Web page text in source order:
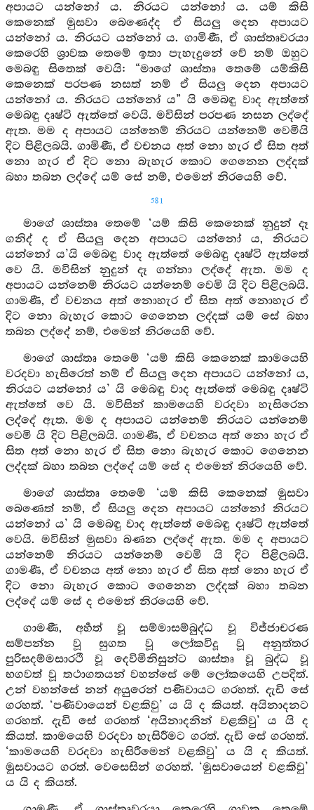
අපායට යන්නෝ ය. නිරයට යන්නෝ ය. යම් කිසි
කෙනෙක් මුසවා බෙණෙද්ද ඒ සියලු දෙන අපායට
යන්නෝ ය. නිරයට යන්නෝ ය. ගාමිණී, ඒ ශාස්තෘවරයා
කෙරෙහි ශ්‍රාවක තෙමේ ඉතා පැහැදුනේ වේ නම් ඔහුට
මෙබඳු සිතෙක් වෙයි: “මාගේ ශාස්තෘ තෙමේ යම්කිසි
කෙනෙක් පරපණ නසත් නම් ඒ සියලු දෙන අපායට
යන්නෝ ය. නිරයට යන්නෝ ය” යි මෙබඳු වාද ඇත්තේ
මෙබඳු දෘෂ්ටි ඇත්තේ වෙයි. මවිසින් පරපණ නසන ලද්දේ
ඇත. මම ද අපායට යන්නෙම් නිරයට යන්නෙම් වෙමියි
දිට පිළිලබයි. ගාමිණී, ඒ වචනය අත් නො හැර ඒ සිත අත්
නො හැර ඒ දිට නො බැහැර කොට ගෙනෙන ලද්දක්
බහා තබන ලද්දේ යම් සේ නම්, එමෙන් නිරයෙහි වේ.
581
මාගේ ශාස්තෘ තෙමේ ‘යම් කිසි කෙනෙක් නුදුන් දෑ
ගනිද් ද ඒ සියලු දෙන අපායට යන්නෝ ය, නිරයට
යන්නෝ ය’යි මෙබඳු වාද ඇත්තේ මෙබඳු දෘෂ්ටි ඇත්තේ
වෙ යි. මවිසින් නුදුන් දෑ ගන්නා ලද්දේ ඇත. මම ද
අපායට යන්නෙම් නිරයට යන්නෙම් වෙමි යි දිට පිළිලබයි.
ගාමණී, ඒ වචනය අත් නොහැර ඒ සිත අත් නොහැර ඒ
දිට නො බැහැර කොට ගෙනෙන ලද්දක් යම් සේ බහා
තබන ලද්දේ නම්, එමෙන් නිරයෙහි වේ.
මාගේ ශාස්තෘ තෙමේ ‘යම් කිසි කෙනෙක් කාමයෙහි
වරදවා හැසිරෙත් නම් ඒ සියලු දෙන අපායට යන්නෝ ය,
නිරයට යන්නෝ ය’ යි මෙබඳු වාද ඇත්තේ මෙබඳු දෘෂ්ටි
ඇත්තේ වෙ යි. මවිසින් කාමයෙහි වරදවා හැසිරෙන
ලද්දේ ඇත. මම ද අපායට යන්නෙම් නිරයට යන්නෙම්
වෙමි යි දිට පිළිලබයි. ගාමණී, ඒ වචනය අත් නො හැර ඒ
සිත අත් නො හැර ඒ සිත නො බැහැර කොට ගෙනෙන
ලද්දක් බහා තබන ලද්දේ යම් සේ ද එමෙන් නිරයෙහි වේ.
මාගේ ශාස්තෘ තෙමේ ‘යම් කිසි කෙනෙක් මුසවා
බෙණෙත් නම්, ඒ සියලු දෙන අපායට යන්නෝ නිරයට
යන්නෝ ය’ යි මෙබඳු වාද ඇත්තේ මෙබඳු දෘෂ්ටි ඇත්තේ
වෙයි. මවිසින් මුසවා බණන ලද්දේ ඇත. මම ද අපායට
යන්නෙම් නිරයට යන්නෙම් වෙමි යි දිට පිළිලබයි.
ගාමණී, ඒ වචනය අත් නො හැර ඒ සිත අත් නො හැර ඒ
දිට නො බැහැර කොට ගෙනෙන ලද්දක් බහා තබන
ලද්දේ යම් සේ ද එමෙන් නිරයෙහි වේ.
ගාමණී, අර්‍හත් වූ සම්මාසම්බුද්ධ වූ විජ්ජාචරණ
සම්පන්න වූ සුගත වූ ලෝකවිදූ වූ අනුත්තර
පුරිසදම්මසාරථී වූ දෙවිමිනිසුන්ට ශාස්තෘ වූ බුද්ධ වූ
භගවත් වූ තථාගතයන් වහන්සේ මේ ලෝකයෙහි උපදිත්.
උන් වහන්සේ නන් අයුරෙන් පණිවායට ගරහත්. දැඩි සේ
ගරහත්. ‘පණිවායෙන් වළකිවු’ ය යි ද කියත්. අයිනාදනට
ගරහත්. දැඩි සේ ගරහත් ‘අයිනාදනින් වළකිවු’ ය යි ද
කියත්. කාමයෙහි වරදවා හැසිරීමට ගරත්. දැඩි සේ ගරහත්.
‘කාමයෙහි වරදවා හැසිරීමෙන් වළකිවු’ ය යි ද කියත්.
මුසවායට ගරත්. වෙසෙසින් ගරහත්. ‘මුසවායෙන් වළකිවු’
ය යි ද කියත්.